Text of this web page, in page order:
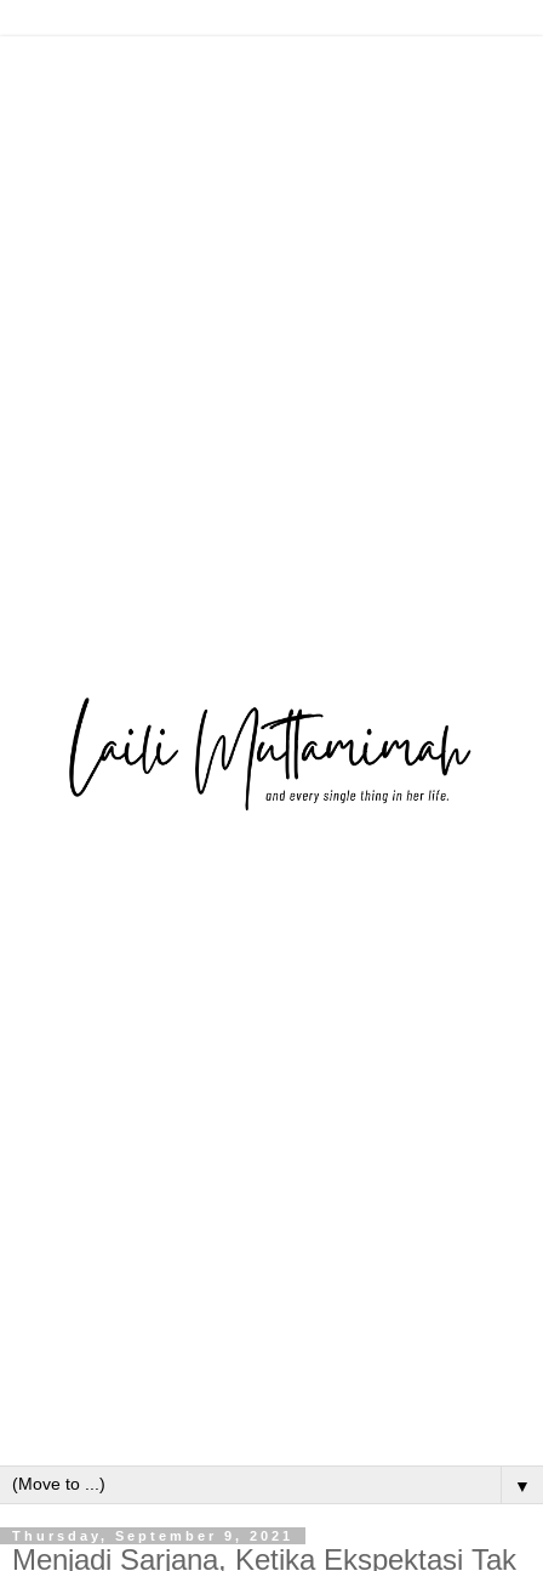
▼
Thursday, September 9, 2021
Menjadi Sarjana, Ketika Ekspektasi Tak